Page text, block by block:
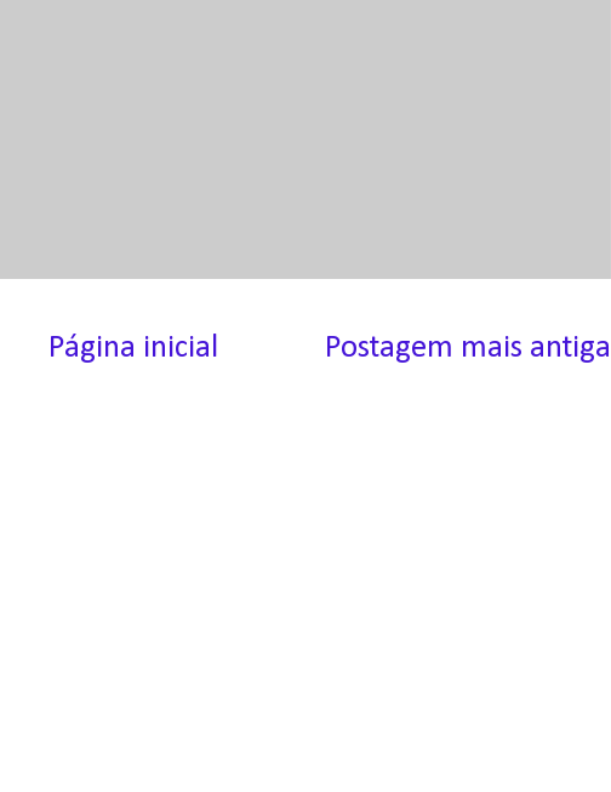
Postagem mais antiga
Página inicial